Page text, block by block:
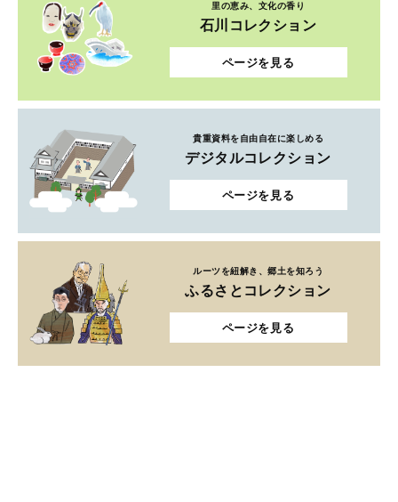
里の恵み、文化の香り
石川コレクション
ページを見る
貴重資料を自由自在に楽しめる
デジタルコレクション
ページを見る
ルーツを紐解き、郷土を知ろう
ふるさとコレクション
ページを見る